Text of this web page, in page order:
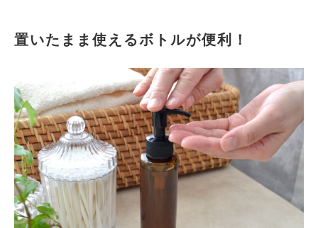
置いたまま使えるボトルが便利！